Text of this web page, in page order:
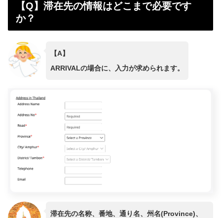
【Q】滞在先の情報はどこまで必要です
か？
【A】
ARRIVALの場合に、入力が求められます。
滞在先の名称、番地、通り名、州名(Province)、